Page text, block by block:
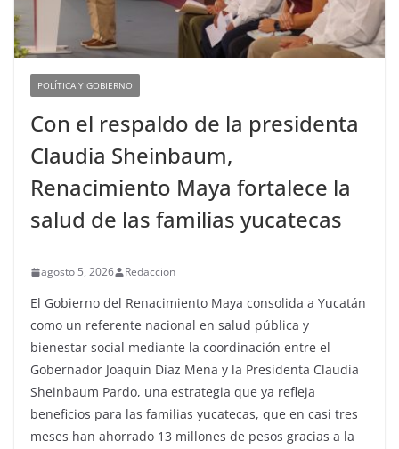
POLÍTICA Y GOBIERNO
Con el respaldo de la presidenta
Claudia Sheinbaum,
Renacimiento Maya fortalece la
salud de las familias yucatecas
agosto 5, 2026 Redaccion
El Gobierno del Renacimiento Maya consolida a Yucatán
como un referente nacional en salud pública y
bienestar social mediante la coordinación entre el
Gobernador Joaquín Díaz Mena y la Presidenta Claudia
Sheinbaum Pardo, una estrategia que ya refleja
beneficios para las familias yucatecas, que en casi tres
meses han ahorrado 13 millones de pesos gracias a la